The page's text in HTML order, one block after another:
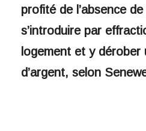
profité de l’absence
s’introduire par
logement et y dérober
d’argent, selon